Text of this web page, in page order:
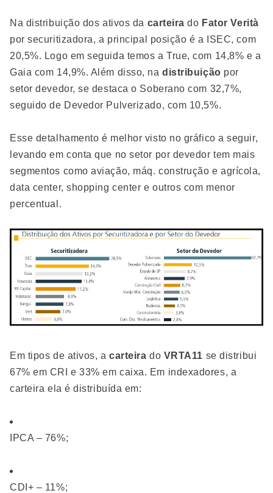
Na distribuição dos ativos da carteira do Fator Verità
por securitizadora, a principal posição é a ISEC, com
20,5%. Logo em seguida temos a True, com 14,8% e a
Gaia com 14,9%. Além disso, nadistribuição por
setor devedor, se destaca o Soberano com 32,7%,
seguido de Devedor Pulverizado, com 10,5%.
Esse detalhamento é melhor visto no gráfico a seguir,
levando em conta que no setor por devedor tem mais
segmentos como aviação, máq. construção e agrícola,
data center, shopping center e outros com menor
percentual.
Em tipos de ativos, acarteira do VRTA11 se distribui
67% em CRI e 33% em caixa. Em indexadores, a
carteira ela é distribuída em:
IPCA – 76%;
CDI+ – 11%;